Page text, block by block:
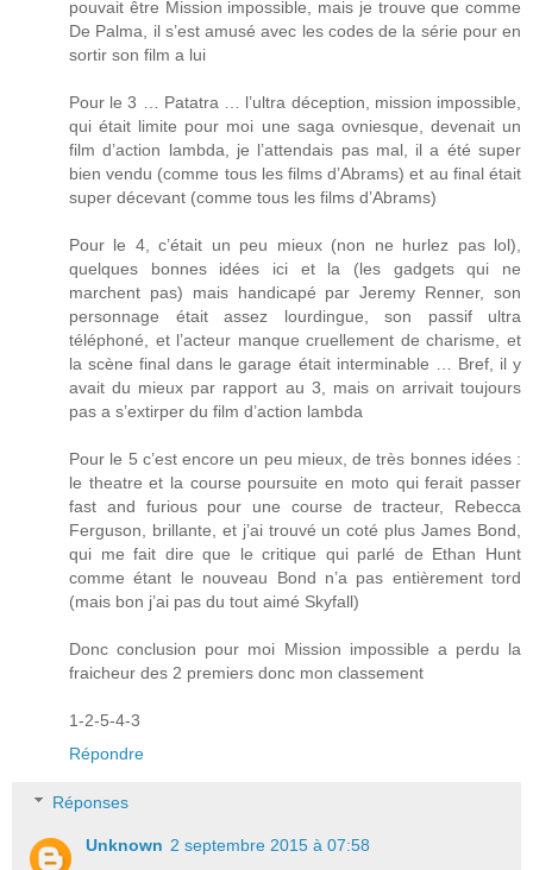
pouvait être Mission impossible, mais je trouve que comme
De Palma, il s’est amusé avec les codes de la série pour en
sortir son film a lui
Pour le 3 … Patatra … l’ultra déception, mission impossible,
qui était limite pour moi une saga ovniesque, devenait un
film d’action lambda, je l’attendais pas mal, il a été super
bien vendu (comme tous les films d’Abrams) et au final était
super décevant (comme tous les films d’Abrams)
Pour le 4, c’était un peu mieux (non ne hurlez pas lol),
quelques bonnes idées ici et la (les gadgets qui ne
marchent pas) mais handicapé par Jeremy Renner, son
personnage était assez lourdingue, son passif ultra
téléphoné, et l’acteur manque cruellement de charisme, et
la scène final dans le garage était interminable … Bref, il y
avait du mieux par rapport au 3, mais on arrivait toujours
pas a s’extirper du film d’action lambda
Pour le 5 c’est encore un peu mieux, de très bonnes idées :
le theatre et la course poursuite en moto qui ferait passer
fast and furious pour une course de tracteur, Rebecca
Ferguson, brillante, et j’ai trouvé un coté plus James Bond,
qui me fait dire que le critique qui parlé de Ethan Hunt
comme étant le nouveau Bond n’a pas entièrement tord
(mais bon j’ai pas du tout aimé Skyfall)
Donc conclusion pour moi Mission impossible a perdu la
fraicheur des 2 premiers donc mon classement
1-2-5-4-3
Répondre
Réponses
Unknown 2 septembre 2015 à 07:58